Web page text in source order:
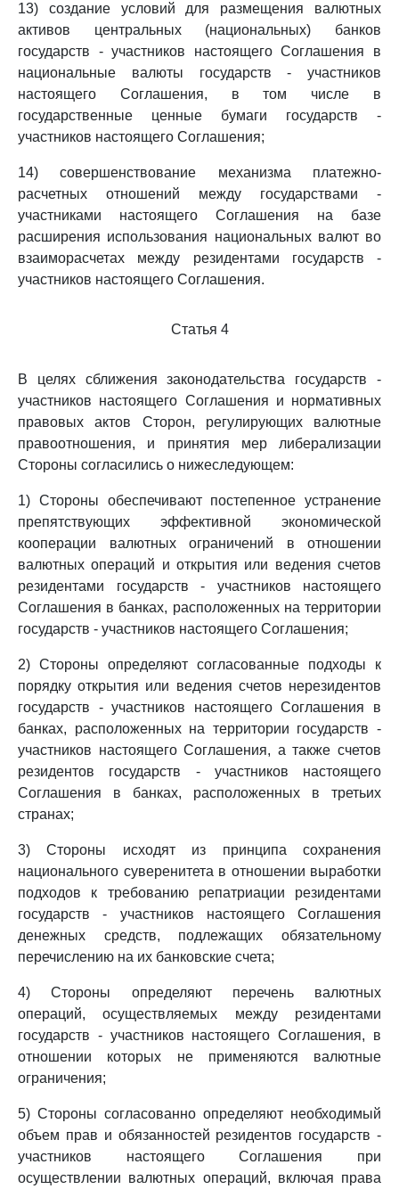
13) создание условий для размещения валютных
активов центральных (национальных) банков
государств - участников настоящего Соглашения в
национальные валюты государств - участников
настоящего Соглашения, в том числе в
государственные ценные бумаги государств -
участников настоящего Соглашения;
14) совершенствование механизма платежно-
расчетных отношений между государствами -
участниками настоящего Соглашения на базе
расширения использования национальных валют во
взаиморасчетах между резидентами государств -
участников настоящего Соглашения.
Статья 4
В целях сближения законодательства государств -
участников настоящего Соглашения и нормативных
правовых актов Сторон, регулирующих валютные
правоотношения, и принятия мер либерализации
Стороны согласились о нижеследующем:
1) Стороны обеспечивают постепенное устранение
препятствующих эффективной экономической
кооперации валютных ограничений в отношении
валютных операций и открытия или ведения счетов
резидентами государств - участников настоящего
Соглашения в банках, расположенных на территории
государств - участников настоящего Соглашения;
2) Стороны определяют согласованные подходы к
порядку открытия или ведения счетов нерезидентов
государств - участников настоящего Соглашения в
банках, расположенных на территории государств -
участников настоящего Соглашения, а также счетов
резидентов государств - участников настоящего
Соглашения в банках, расположенных в третьих
странах;
3) Стороны исходят из принципа сохранения
национального суверенитета в отношении выработки
подходов к требованию репатриации резидентами
государств - участников настоящего Соглашения
денежных средств, подлежащих обязательному
перечислению на их банковские счета;
4) Стороны определяют перечень валютных
операций, осуществляемых между резидентами
государств - участников настоящего Соглашения, в
отношении которых не применяются валютные
ограничения;
5) Стороны согласованно определяют необходимый
объем прав и обязанностей резидентов государств -
участников настоящего Соглашения при
осуществлении валютных операций, включая права